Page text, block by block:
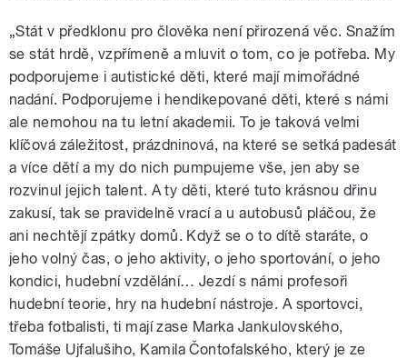
„Stát v předklonu pro člověka není přirozená věc. Snažím
se stát hrdě, vzpřímeně a mluvit o tom, co je potřeba. My
podporujeme i autistické děti, které mají mimořádné
nadání. Podporujeme i hendikepované děti, které s námi
ale nemohou na tu letní akademii. To je taková velmi
klíčová záležitost, prázdninová, na které se setká padesát
a více dětí a my do nich pumpujeme vše, jen aby se
rozvinul jejich talent. A ty děti, které tuto krásnou dřinu
zakusí, tak se pravidelně vrací a u autobusů pláčou, že
ani nechtějí zpátky domů. Když se o to dítě staráte, o
jeho volný čas, o jeho aktivity, o jeho sportování, o jeho
kondici, hudební vzdělání… Jezdí s námi profesoři
hudební teorie, hry na hudební nástroje. A sportovci,
třeba fotbalisti, ti mají zase Marka Jankulovského,
Tomáše Ujfalušiho, Kamila Čontofalského, který je ze